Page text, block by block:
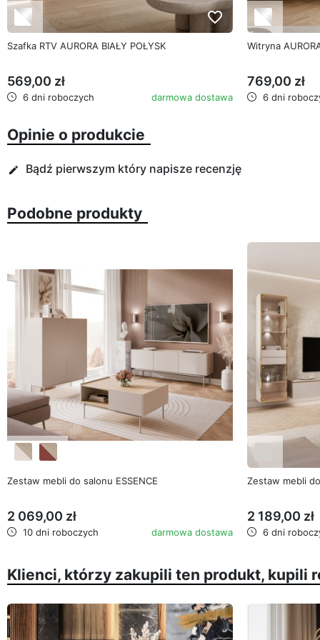
favorite_border
Szafka RTV AURORA BIAŁY POŁYSK
569,00 zł
6 dni roboczych darmowa dostawa
Witryna
769,00 zł
6 dni
Opinie o produkcie
edit Bądź pierwszym który napisze recenzję
Podobne produkty
Zestaw mebli do salonu ESSENCE
2 069,00 zł
10 dni roboczych darmowa dostawa
Zestaw mebli
2 189,00 zł
6 dni
Klienci, którzy zakupili ten produkt, kupili